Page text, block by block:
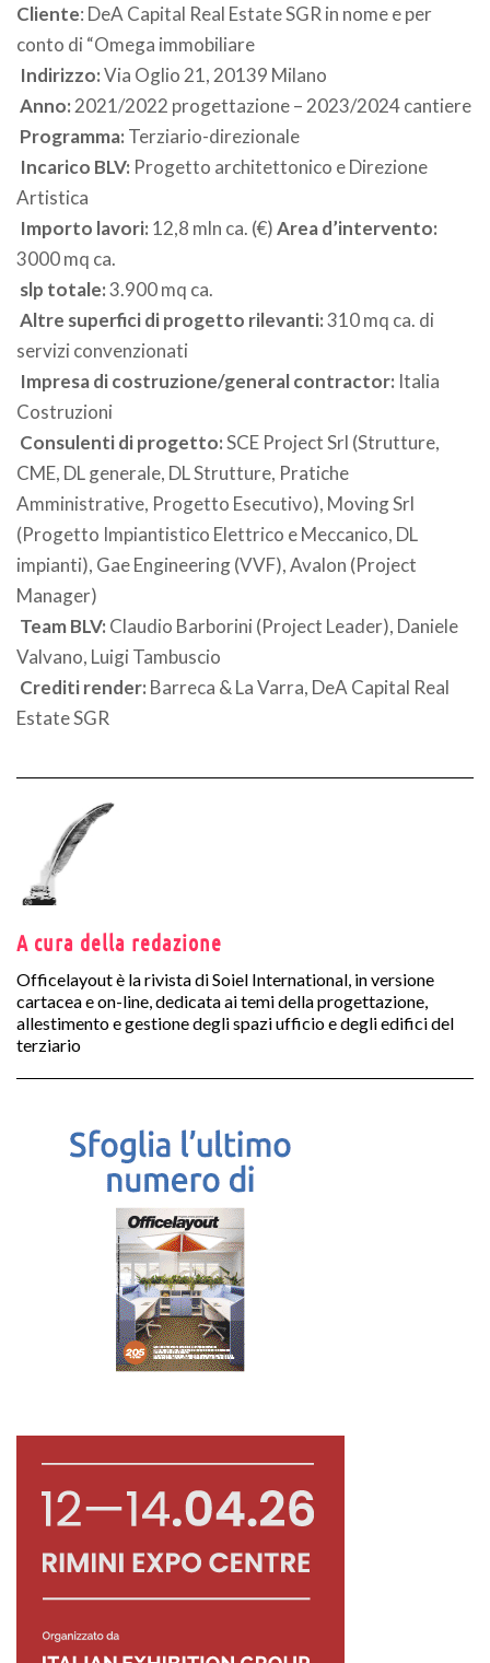
Cliente: DeA Capital Real Estate SGR in nome e per
conto di “Omega immobiliare
Indirizzo:Via Oglio 21, 20139 Milano
Anno: 2021/2022 progettazione – 2023/2024 cantiere
Programma: Terziario-direzionale
Incarico BLV: Progetto architettonico e Direzione
Artistica
Importo lavori: 12,8 mln ca. (€)Area d’intervento:
3000 mq ca.
slp totale:3.900 mq ca.
Altre superfici di progetto rilevanti:310 mq ca. di
servizi convenzionati
Impresa di costruzione/general contractor: Italia
Costruzioni
Consulenti di progetto:SCE Project Srl (Strutture,
CME, DL generale, DL Strutture, Pratiche
Amministrative, Progetto Esecutivo), Moving Srl
(Progetto Impiantistico Elettrico e Meccanico, DL
impianti), Gae Engineering (VVF), Avalon (Project
Manager)
Team BLV: Claudio Barborini (Project Leader), Daniele
Valvano, Luigi Tambuscio
Crediti render: Barreca & La Varra, DeA Capital Real
Estate SGR
A cura della redazione
Officelayout è la rivista di Soiel International, in versione
cartacea e on-line, dedicata ai temi della progettazione,
allestimento e gestione degli spazi ufficio e degli edifici del
terziario